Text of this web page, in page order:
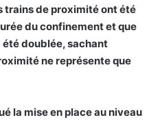
trains de proximité ont été
du confinement et que
été doublée, sachant
ne représente que
la mise en place au niveau